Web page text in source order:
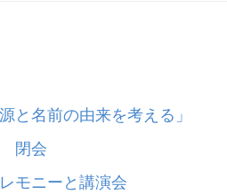
と名前の由来を考える」
閉会
モニーと講演会